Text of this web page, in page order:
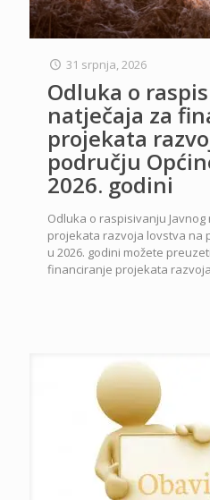
31 srpnja, 2026
Odluka o
natječaja za
projekata
području
2026. godini
Odluka o raspisivanju
projekata razvoja lovstva na
u 2026. godini možete
financiranje projekata razvoja